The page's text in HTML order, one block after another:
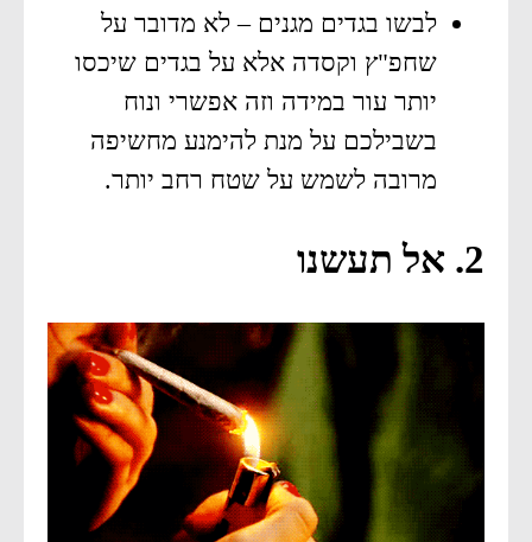
לבשו בגדים מגנים – לא מדובר על
שחפ"ץ וקסדה אלא על בגדים שיכסו
יותר עור במידה וזה אפשרי ונוח
בשבילכם על מנת להימנע מחשיפה
מרובה לשמש על שטח רחב יותר.
2. אל תעשנו